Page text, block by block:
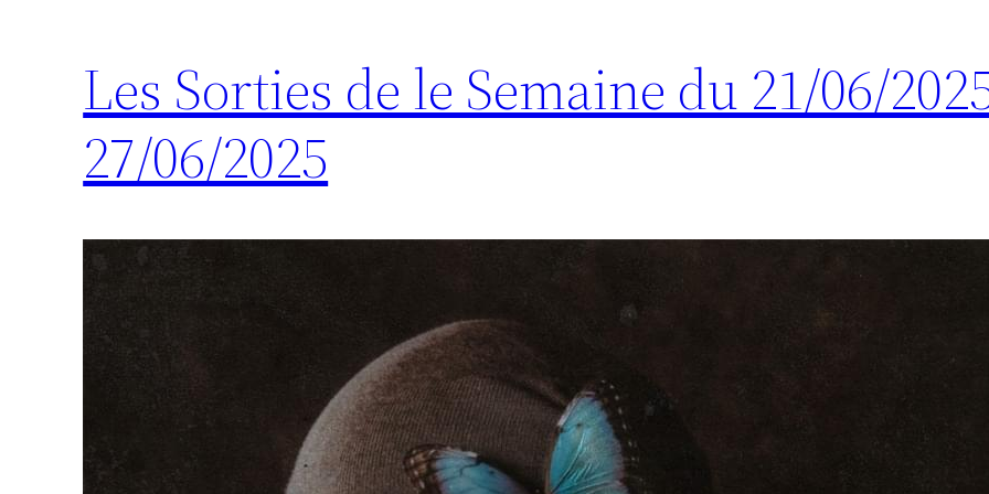
Les Sorties de le Semaine du 21/06/
27/06/2025